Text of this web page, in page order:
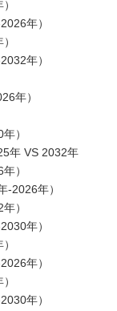
年）
年）
年）
）
年 VS 2032年
）
-2026年）
）
年）
年）
年）